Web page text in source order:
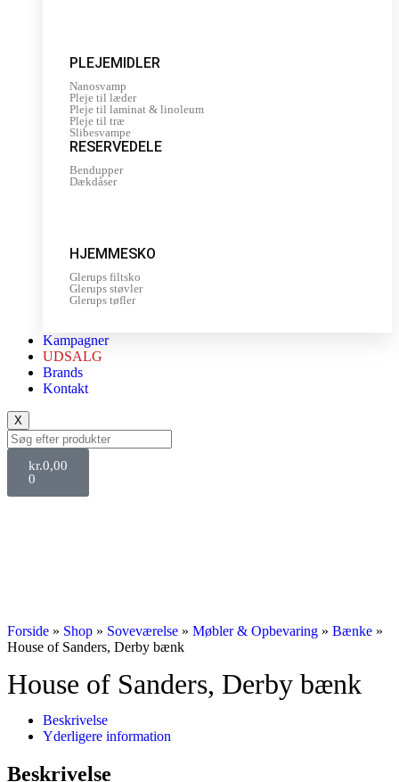
PLEJEMIDLER
Nanosvamp
Pleje til læder
Pleje til laminat & linoleum
Pleje til træ
Slibesvampe
RESERVEDELE
Bendupper
Dækdåser
HJEMMESKO
Glerups filtsko
Glerups støvler
Glerups tøfler
Kampagner
UDSALG
Brands
Kontakt
X
kr.0,00
0
Forside » Shop » Soveværelse » Møbler & Opbevaring » Bænke »
House of Sanders, Derby bænk
House of Sanders, Derby bænk
Beskrivelse
Yderligere information
Beskrivelse